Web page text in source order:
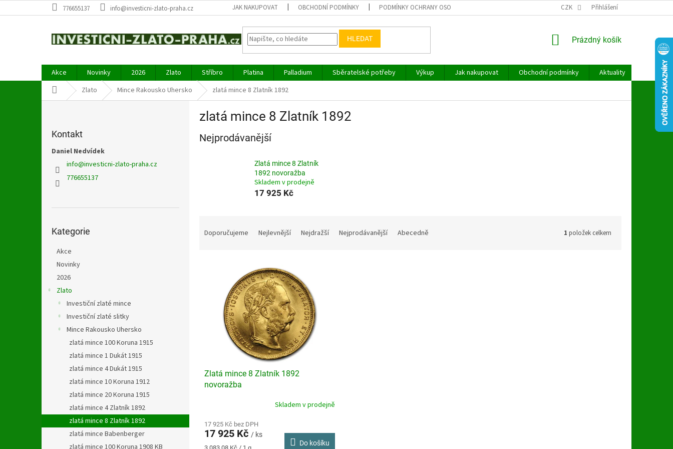
na
776655137 info@investicni-zlato-praha.cz JAK NAKUPOVAT OBCHODNÍ PODMÍNKY PODMÍNKY OCHRANY OSOBNÍCH ÚDAJŮ CZK Přihlášení
HLEDAT
NÁKUPNÍ
Prázdný košík
Akce Novinky 2026 Zlato Stříbro Platina Palladium Sběratelské potřeby Výkup Jak nakupovat Obchodní podmínky Aktuality
Kontakt
Domů Zlato Mince Rakousko Uhersko zlatá mince 8 Zlatník 1892
Kontakt
Daniel Nedvídek
info@investicni-zlato-praha.cz
776655137
kategorie
Kategorie
Akce
Novinky
2026
Zlato
Investiční zlaté mince
Investiční zlaté slitky
Mince Rakousko Uhersko
zlatá mince 100 Koruna 1915
zlatá mince 1 Dukát 1915
zlatá mince 4 Dukát 1915
zlatá mince 10 Koruna 1912
zlatá mince 20 Koruna 1915
zlatá mince 4 Zlatník 1892
zlatá mince 8 Zlatník 1892
zlatá mince Babenberger
zlatá mince 100 Koruna 1908 KB
zlatá mince 8 Zlatník 1892
Nejprodávanější
Zlatá mince 8 Zlatník
1892 novoražba
Skladem v prodejně
17 925 Kč
Doporučujeme Nejlevnější Nejdražší Nejprodávanější Abecedně 1 položek celkem
Zlatá mince 8 Zlatník 1892
novoražba
produktu
je
5,0
Skladem v prodejně
17 925 Kč bez DPH
17 925 Kč / ks
Měrná
Do košíku